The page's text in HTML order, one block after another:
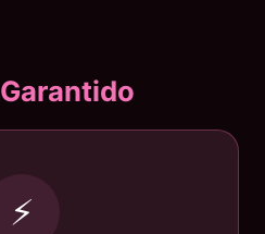
Garantido
⚡